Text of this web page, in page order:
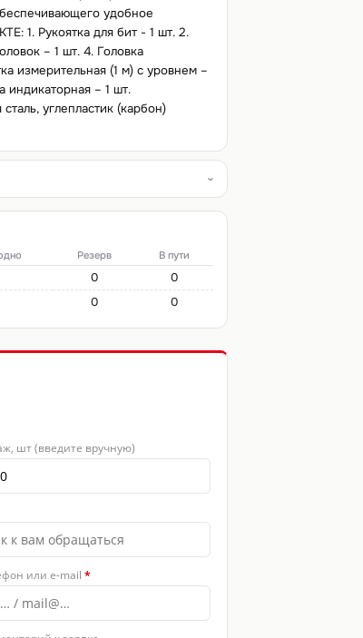
удобное
1. Рукоятка для бит - 1 шт. 2.
– 1 шт. 4. Головка
измерительная (1 м) с уровнем –
индикаторная – 1 шт.
углепластик (карбон)
Резерв В пути
0
0
0 0
шт (введите вручную)
или e-mail *